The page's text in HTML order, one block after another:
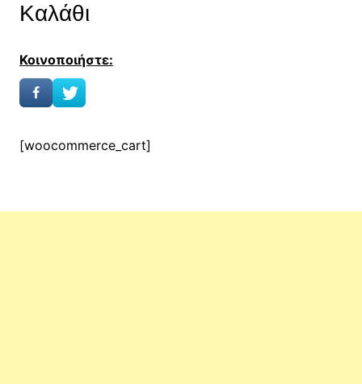
Καλάθι
Κοινοποιήστε:
[woocommerce_cart]